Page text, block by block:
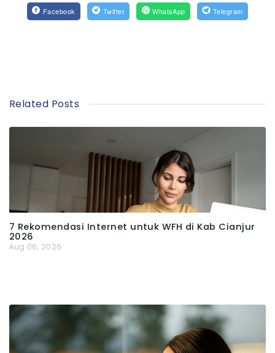
Facebook Twitter WhatsApp Telegram
Related Posts
7 Rekomendasi Internet untuk WFH di Kab Cianjur
2026
Aug 06, 2026